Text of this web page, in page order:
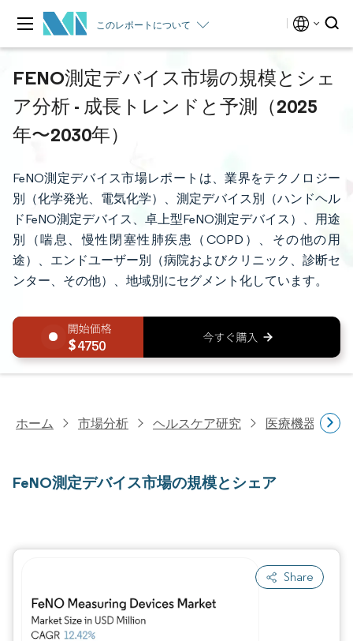
このレポートについて
FENO測定デバイス市場の規模とシェ
ア分析 - 成長トレンドと予測（2025
年〜2030年）
FeNO測定デバイス市場レポートは、業界をテクノロジー
別（化学発光、電気化学）、測定デバイス別（ハンドヘル
ドFeNO測定デバイス、卓上型FeNO測定デバイス）、用途
別（喘息、慢性閉塞性肺疾患（COPD）、その他の用
途）、エンドユーザー別（病院およびクリニック、診断セ
ンター、その他）、地域別にセグメント化しています。
4750
ホーム 市場分析 ヘルスケア研究 医療機器研究
FeNO測定デバイス市場の規模とシェア
Share